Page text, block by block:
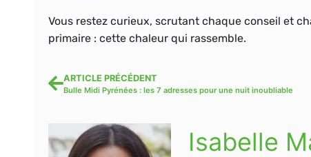
Vous restez curieux, scrutant chaque conseil et
primaire : cette chaleur qui rassemble.
ARTICLE PRÉCÉDENT
Bulle Midi Pyrénées : les 7 adresses pour une nuit inoubliable
Isabelle